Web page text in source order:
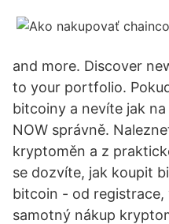
and more. Discover
to your portfolio.
bitcoiny a nevíte jak
NOW správně.
kryptoměn a z
se dozvíte, jak koupit
bitcoin - od registrace,
samotný nákup